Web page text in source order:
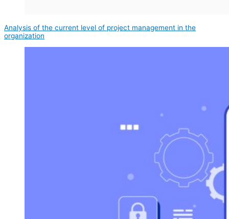
Analysis of the current level of project management in the
organization